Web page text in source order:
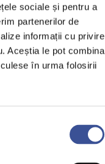
sociale și pentru a
partenerilor de
informații cu privire
Aceștia le pot combina
în urma folosirii